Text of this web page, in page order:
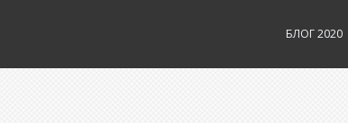
БЛОГ 2020